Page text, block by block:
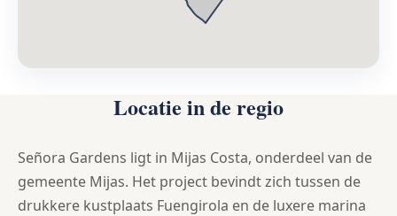
Locatie in de regio
Señora Gardens ligt in Mijas Costa, onderdeel van de
gemeente Mijas. Het project bevindt zich tussen de
drukkere kustplaats Fuengirola en de luxere marina